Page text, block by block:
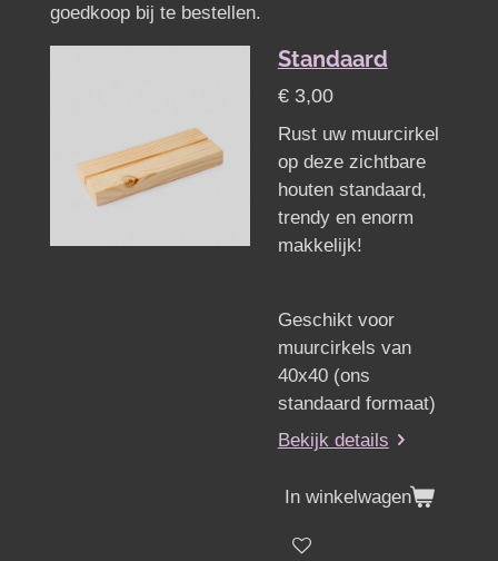
goedkoop bij te bestellen.
Standaard
€ 3,00
Rust uw muurcirkel
op deze zichtbare
houten standaard,
trendy en enorm
makkelijk!
Geschikt voor
muurcirkels van
40x40 (ons
standaard formaat)
Bekijk details
In winkelwagen